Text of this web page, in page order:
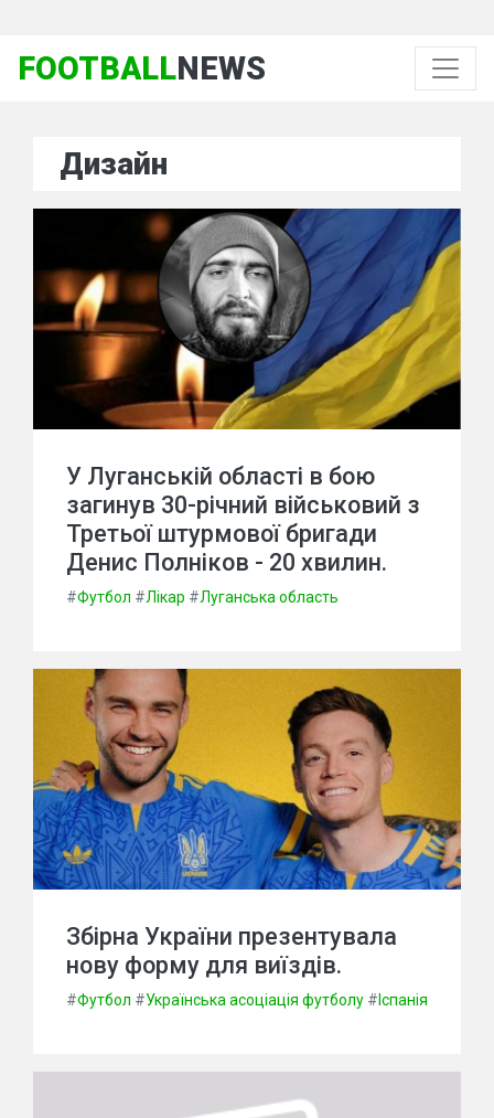
FOOTBALLNEWS
Дизайн
У Луганській області в бою
загинув 30-річний військовий з
Третьої штурмової бригади
Денис Полніков - 20 хвилин.
#Футбол #Лікар #Луганська область
Збірна України презентувала
нову форму для виїздів.
#Футбол #Українська асоціація футболу # Іспанія